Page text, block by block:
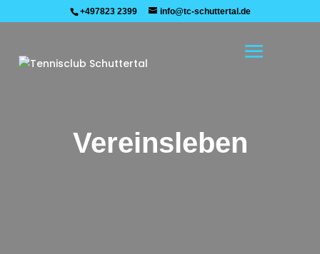
+497823 2399 info@tc-schuttertal.de
Vereinsleben